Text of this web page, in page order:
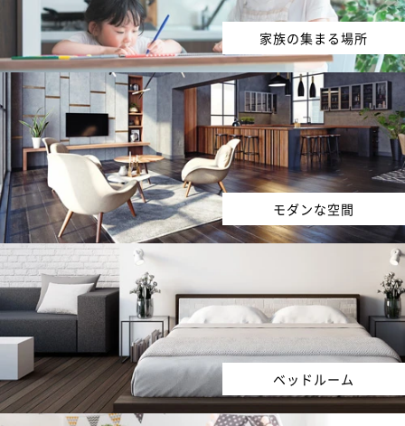
家族の集まる場所
モダンな空間
ベッドルーム